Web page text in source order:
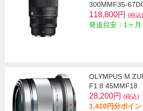
300MMF35-
118,800円 (税込)
発送目安：1ヶ月
OLYMPUS
F1.8 45MMF18
28,200円 (税込)
1,410円分ポイン